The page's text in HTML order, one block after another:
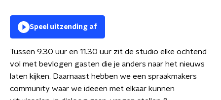
Speel uitzending af
Tussen 9.30 uur en 11.30 uur zit de studio elke ochtend
vol met bevlogen gasten die je anders naar het nieuws
laten kijken. Daarnaast hebben we een spraakmakers
community waar we ideeën met elkaar kunnen